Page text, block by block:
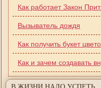
Как работает Закон
Вызыватель дождя
Как получить букет
Как и зачем создавать
В ЖИЗНИ НАДО